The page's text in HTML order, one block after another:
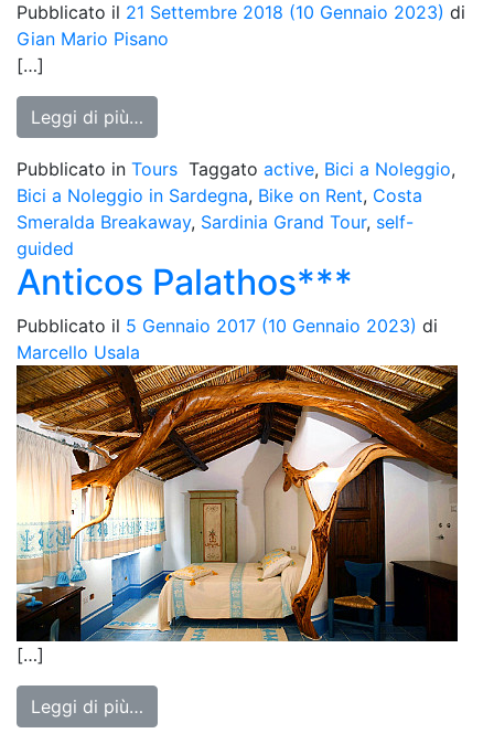
Pubblicato il 21 Settembre 2018 (10 Gennaio 2023) di
Gian Mario Pisano
[…]
Leggi di più…
Pubblicato in Tours Taggato active, Bici a Noleggio,
Bici a Noleggio in Sardegna, Bike on Rent, Costa
Smeralda Breakaway, Sardinia Grand Tour, self-
guided
Anticos Palathos***
Pubblicato il 5 Gennaio 2017 (10 Gennaio 2023) di
Marcello Usala
[…]
Leggi di più…